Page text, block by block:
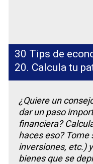
30 Tips de
20. Calcula tu
¿Quiere un
dar un paso
financiera?
haces eso? Tome
inversiones, etc.)
bienes que se